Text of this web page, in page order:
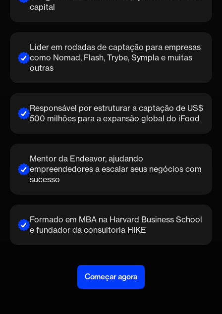
capital
Líder em rodadas de captação para empresas
como Nomad, Flash, Trybe, Sympla e muitas
outras
Responsável por estruturar a captação de US$
500 milhões para a expansão global do iFood
Mentor da Endeavor, ajudando
empreendedores a escalar seus negócios com
sucesso
Formado em MBA na Harvard Business School
e fundador da consultoria HIKE
Começar agora